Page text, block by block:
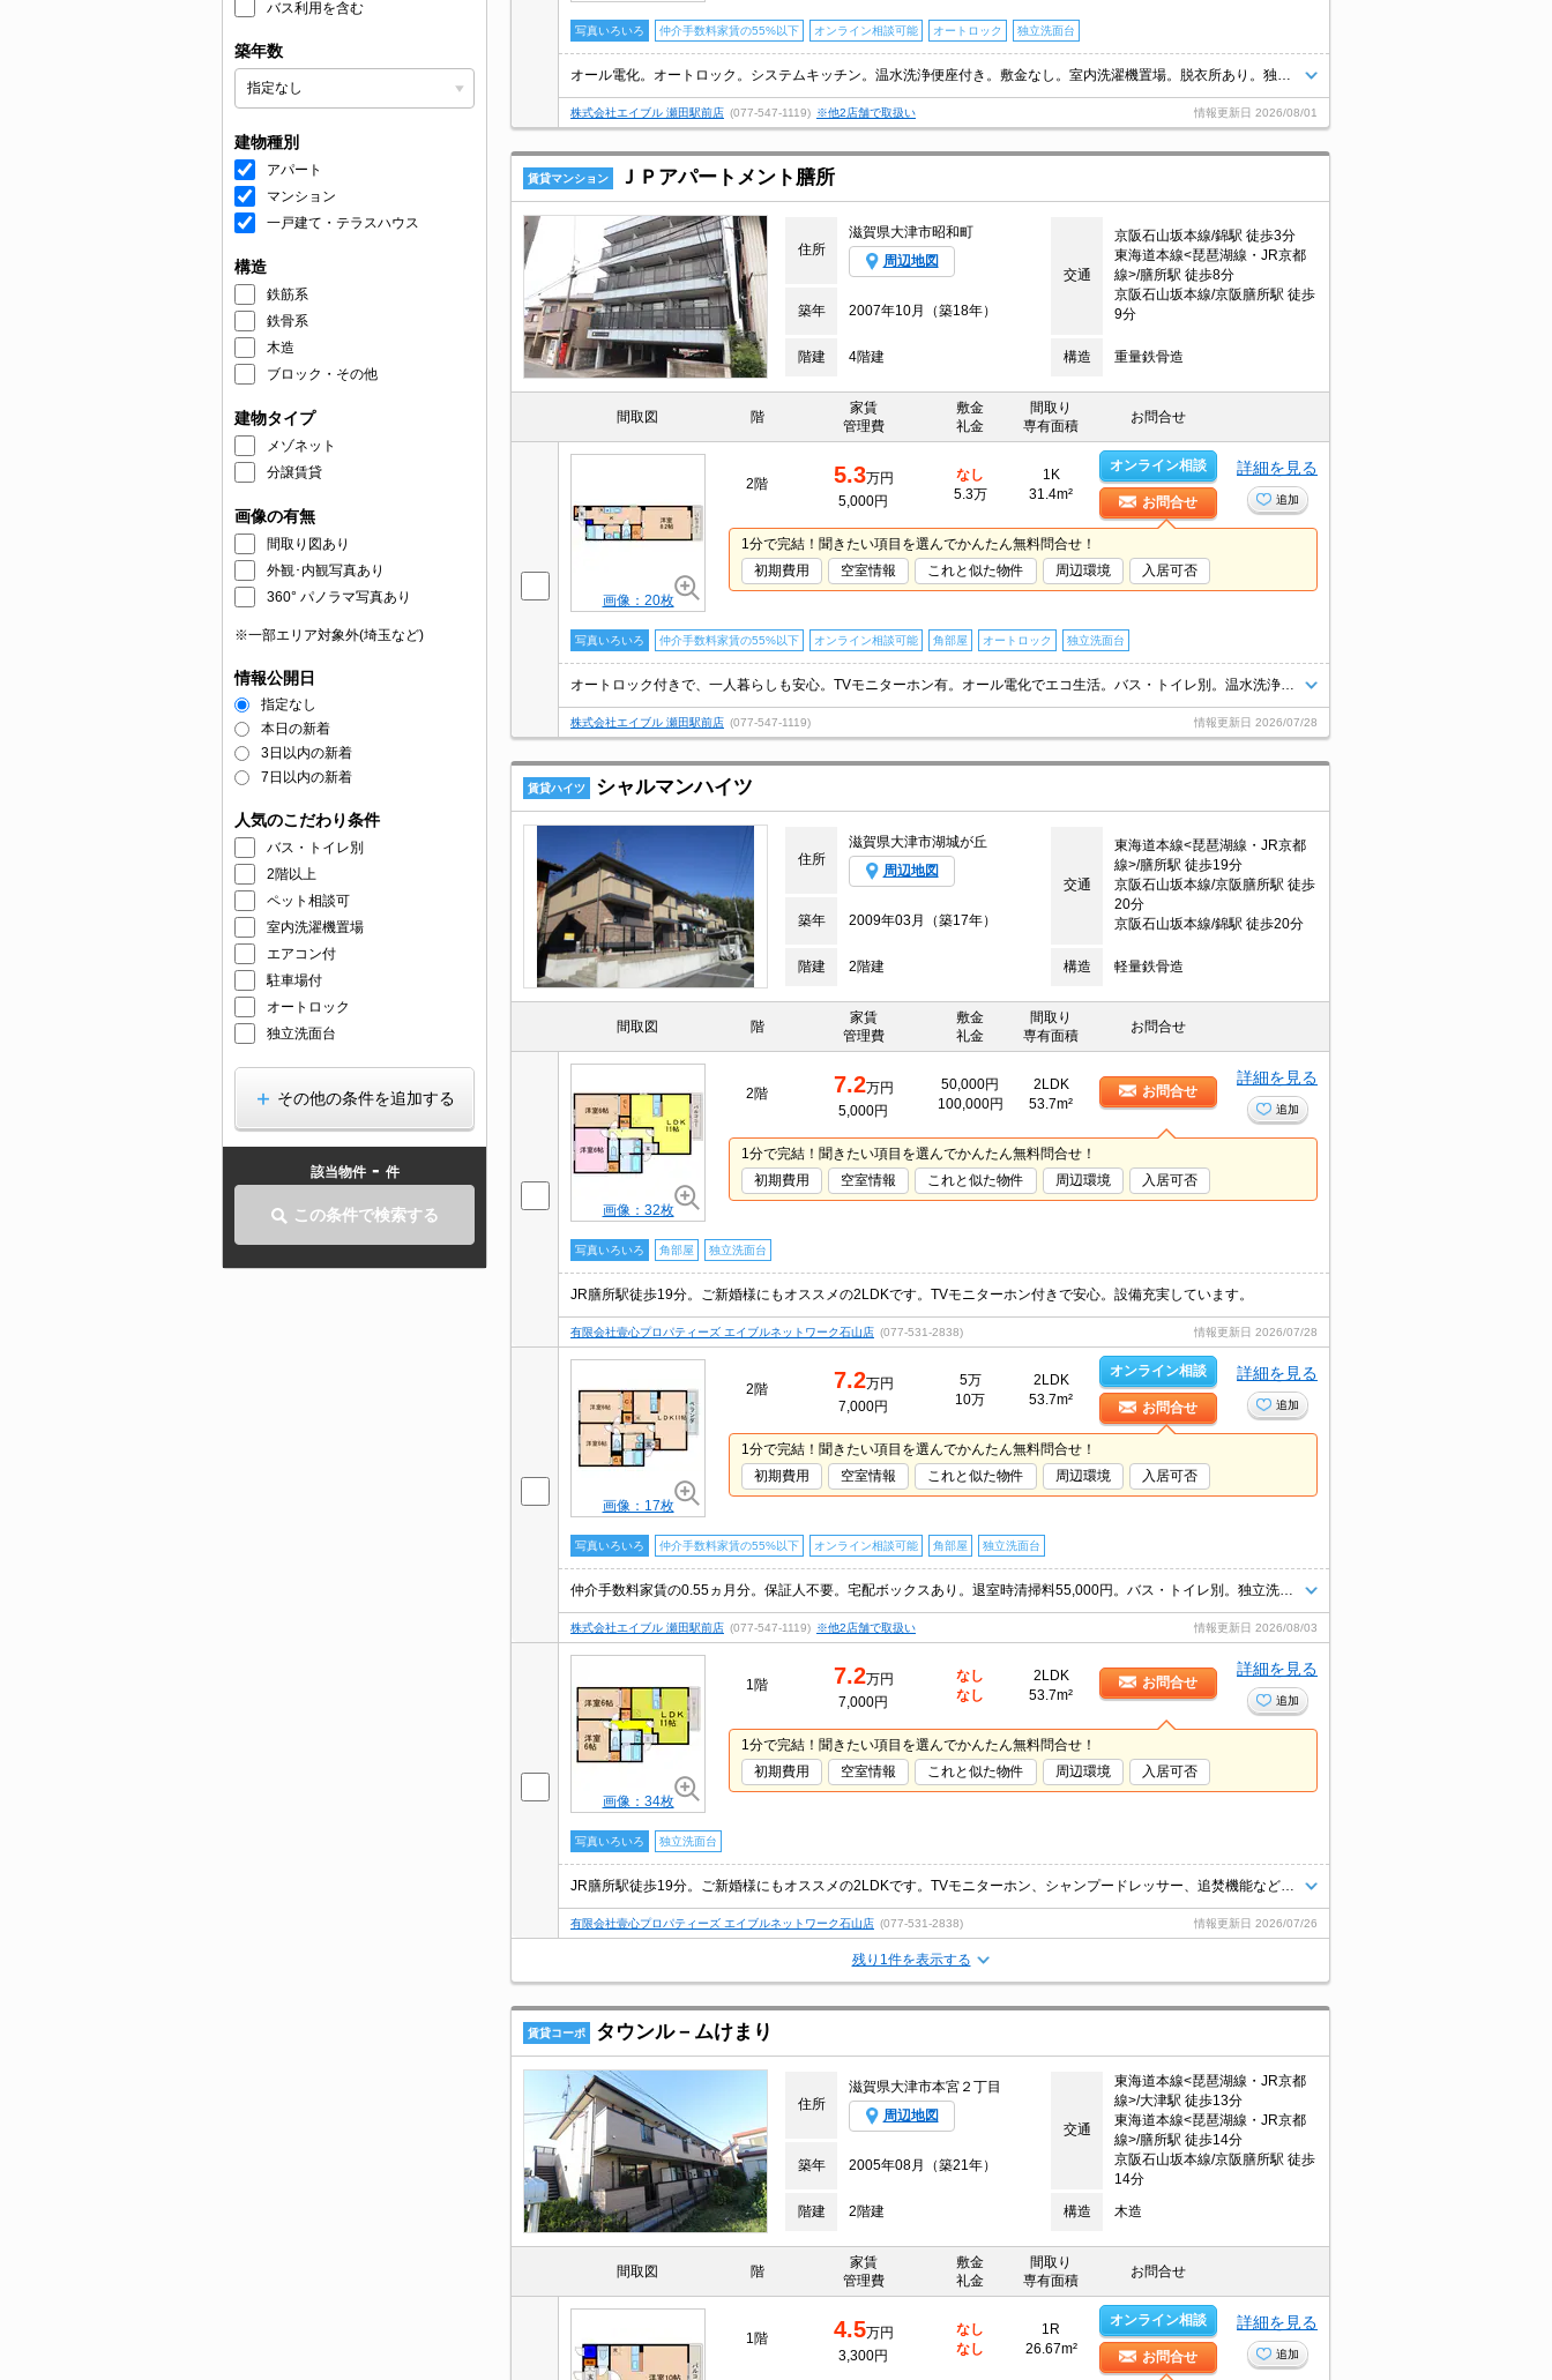
バス利用を含む
築年数
建物種別
アパート
マンション
一戸建て・テラスハウス
構造
鉄筋系
鉄骨系
木造
ブロック・その他
建物タイプ
メゾネット
分譲賃貸
画像の有無
間取り図あり
外観･内観写真あり
360° パノラマ写真あり
※一部エリア対象外(埼玉など)
情報公開日
指定なし
本日の新着
3日以内の新着
7日以内の新着
人気のこだわり条件
バス・トイレ別
2階以上
ペット相談可
室内洗濯機置場
エアコン付
駐車場付
オートロック
独立洗面台
その他の条件を追加する
該当物件 - 件
この条件で検索する
写真いろいろ 仲介手数料家賃の55%以下 オンライン相談可能 オートロック 独立洗面台
株式会社エイブル 瀬田駅前店 (077-547-1119) ※他2店舗で取扱い 情報更新日 2026/08/01
賃貸マンション ＪＰアパートメント膳所
住所
滋賀県大津市昭和町
周辺地図
交通
京阪石山坂本線/錦駅 徒歩3分
東海道本線<琵琶湖線・JR京都
線>/膳所駅 徒歩8分
京阪石山坂本線/京阪膳所駅 徒歩
9分
築年 2007年10月（築18年）
階建 4階建 構造 重量鉄骨造
間取図 階
家賃
管理費
敷金
礼金
間取り
専有面積
お問合せ
画像：20枚
2階 5.3万円
5,000円
なし
5.3万
1K
31.4m²
オンライン相談
お問合せ
詳細を見る
追加
1分で完結！聞きたい項目を選んでかんたん無料問合せ！
初期費用
空室情報 これと似た物件 周辺環境 入居可否
写真いろいろ 仲介手数料家賃の55%以下 オンライン相談可能 角部屋 オートロック 独立洗面台
株式会社エイブル 瀬田駅前店 (077-547-1119) 情報更新日 2026/07/28
賃貸ハイツ シャルマンハイツ
住所
滋賀県大津市湖城が丘
周辺地図
交通
東海道本線<琵琶湖線・JR京都
線>/膳所駅 徒歩19分
京阪石山坂本線/京阪膳所駅 徒歩
20分
京阪石山坂本線/錦駅 徒歩20分
築年 2009年03月（築17年）
階建 2階建 構造 軽量鉄骨造
間取図 階
家賃
管理費
敷金
礼金
間取り
専有面積
お問合せ
画像：32枚
2階 7.2万円
5,000円
50,000円
100,000円
2LDK
53.7m²
お問合せ
詳細を見る
追加
1分で完結！聞きたい項目を選んでかんたん無料問合せ！
初期費用
空室情報 これと似た物件 周辺環境 入居可否
写真いろいろ 角部屋 独立洗面台
JR膳所駅徒歩19分。ご新婚様にもオススメの2LDKです。TVモニターホン付きで安心。設備充実しています。
有限会社壹心プロパティーズ エイブルネットワーク石山店 (077-531-2838) 情報更新日 2026/07/28
画像：17枚
2階 7.2万円
7,000円
5万
10万
2LDK
53.7m²
オンライン相談
お問合せ
詳細を見る
追加
1分で完結！聞きたい項目を選んでかんたん無料問合せ！
初期費用
空室情報 これと似た物件 周辺環境 入居可否
写真いろいろ 仲介手数料家賃の55%以下 オンライン相談可能 角部屋 独立洗面台
株式会社エイブル 瀬田駅前店 (077-547-1119) ※他2店舗で取扱い 情報更新日 2026/08/03
画像：34枚
1階 7.2万円
7,000円
なし
なし
2LDK
53.7m²
お問合せ
詳細を見る
追加
1分で完結！聞きたい項目を選んでかんたん無料問合せ！
初期費用
空室情報 これと似た物件 周辺環境 入居可否
写真いろいろ 独立洗面台
有限会社壹心プロパティーズ エイブルネットワーク石山店 (077-531-2838) 情報更新日 2026/07/26
残り1件を表示する
賃貸コーポ タウンル－ムけまり
住所
滋賀県大津市本宮２丁目
周辺地図
交通
東海道本線<琵琶湖線・JR京都
線>/大津駅 徒歩13分
東海道本線<琵琶湖線・JR京都
線>/膳所駅 徒歩14分
京阪石山坂本線/京阪膳所駅 徒歩
14分
築年 2005年08月（築21年）
階建 2階建 構造 木造
間取図 階
家賃
管理費
敷金
礼金
間取り
専有面積
お問合せ
1階 4.5万円
3,300円
なし
なし
1R
26.67m²
オンライン相談
お問合せ
詳細を見る
追加